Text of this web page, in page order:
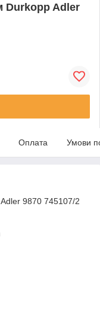
Durkopp Adler
Оплата Умови
Adler 9870 745107/2